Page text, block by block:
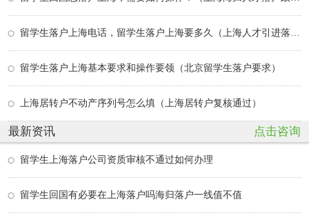
留学生落户上海基本要求和操作要领（北京留学生落户要求）
上海居转户不动产序列号怎么填（上海居转户复核通过）
最新资讯 点击咨询
留学生上海落户公司资质审核不通过如何办理
留学生回国有必要在上海落户吗海归落户一线值不值